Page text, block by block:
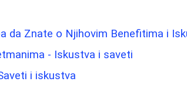
da Znate o Njihovim Benefitima i
- Iskustva i saveti
i iskustva